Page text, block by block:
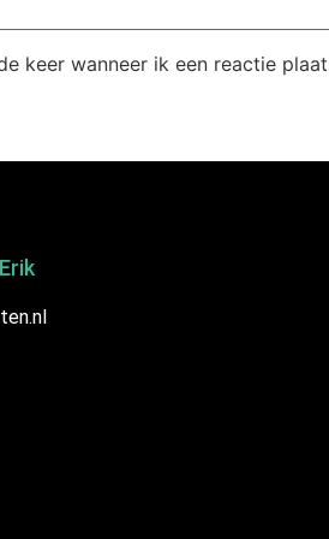
keer wanneer ik een reactie